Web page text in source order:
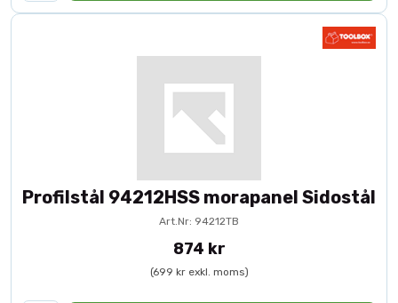
Profilstål 94212HSS morapanel Sidostål
Art.Nr: 94212TB
874 kr
(699 kr exkl. moms)